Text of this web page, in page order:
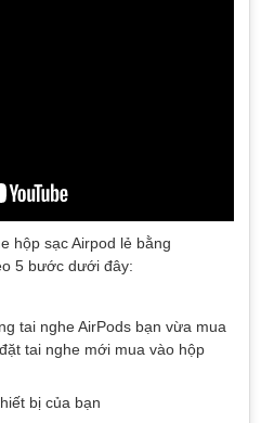
hộp sạc Airpod lẻ bằng
5 bước dưới đây:
tai nghe AirPods bạn vừa mua
tai nghe mới mua vào hộp
bị của bạn